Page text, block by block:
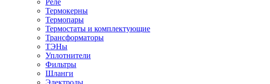
Реле
Термокерны
Термопары
Термостаты и комплектующие
Трансформаторы
ТЭНы
Уплотнители
Фильтры
Шланги
Электроды